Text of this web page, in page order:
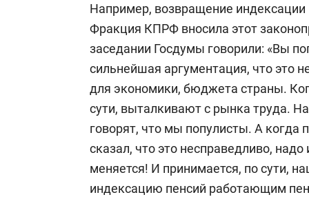
Например, возвращение
Фракция КПРФ вносила этот
заседании Госдумы говорили: «Вы
сильнейшая аргументация, что это
для экономики, бюджета страны.
сути, выталкивают с рынка труда.
говорят, что мы популисты. А когда
сказал, что это несправедливо,
меняется! И принимается, по сути,
индексацию пенсий работающим